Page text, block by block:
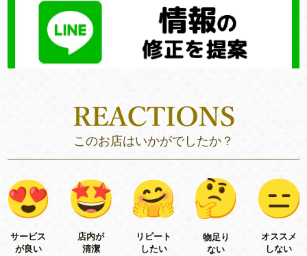
このお店はいかがでしたか？
サービス
が良い
店内が
清潔
リピート
したい
物足り
ない
オススメ
しない